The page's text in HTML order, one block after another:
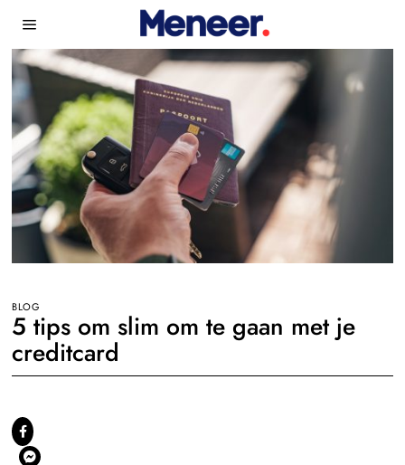
BLOG
5 tips om slim om te gaan met je
creditcard